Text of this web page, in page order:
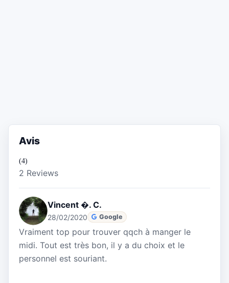
Avis
(4)
2 Reviews
Vincent �. C.
28/02/2020 Google
Vraiment top pour trouver qqch à manger le
midi. Tout est très bon, il y a du choix et le
personnel est souriant.